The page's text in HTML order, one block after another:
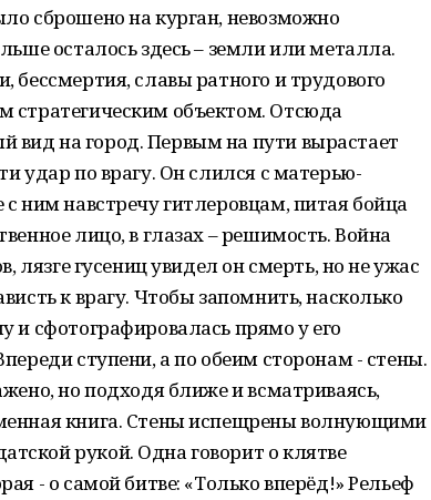
сброшено на курган, невозможно
осталось здесь – земли или металла.
бессмертия, славы ратного и трудового
стратегическим объектом. Отсюда
вид на город. Первым на пути вырастает
удар по врагу. Он слился с матерью-
ним навстречу гитлеровцам, питая бойца
лицо, в глазах – решимость. Война
лязге гусениц увидел он смерть, но не ужас
к врагу. Чтобы запомнить, насколько
и сфотографировалась прямо у его
ступени, а по обеим сторонам - стены.
но подходя ближе и всматриваясь,
книга. Стены испещрены волнующими
рукой. Одна говорит о клятве
- о самой битве: «Только вперёд!» Рельеф